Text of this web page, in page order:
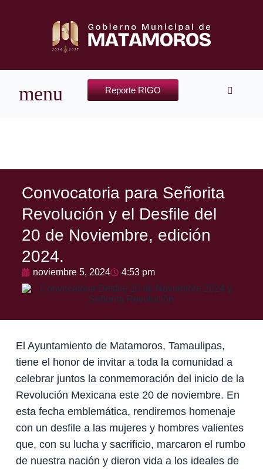
Reporte RIGO
Convocatoria para Señorita
Revolución y el Desfile del
20 de Noviembre, edición
2024.
noviembre 5, 2024 4:53 pm
El Ayuntamiento de Matamoros, Tamaulipas,
tiene el honor de invitar a toda la comunidad a
celebrar juntos la conmemoración del inicio de la
Revolución Mexicana este 20 de noviembre. En
esta fecha emblemática, rendiremos homenaje
con un desfile a las mujeres y hombres valientes
que, con su lucha y sacrificio, marcaron el rumbo
de nuestra nación y dieron vida a los ideales de